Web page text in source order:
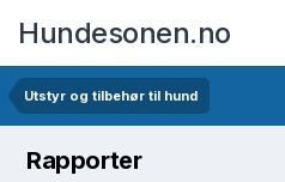
Hundesonen.no
Utstyr og tilbehør til hund
Rapporter